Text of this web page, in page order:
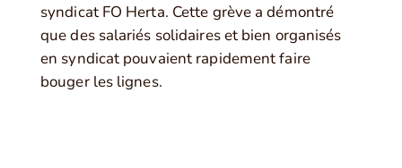
syndicat FO Herta. Cette grève a démontré
que des salariés solidaires et bien organisés
en syndicat pouvaient rapidement faire
bouger les lignes.